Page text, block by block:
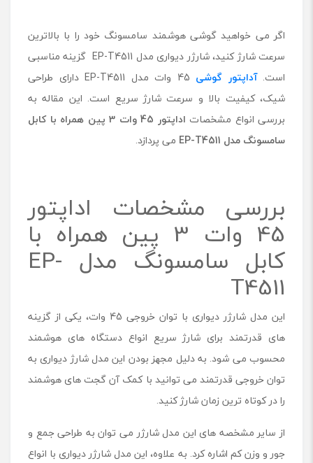
اگر می ‌خواهید گوشی هوشمند سامسونگ خود را با بالاترین
سرعت شارژ کنید، شارژر دیواری مدل EP-T4511 گزینه مناسبی
است.آداپتور گوشی
45 وات مدل EP-T4511 دارای طراحی
شیک، کیفیت بالا و سرعت شارژ سریع است. این مقاله به
بررسی انواع مشخصات
اداپتور 45 وات 3 پین همراه با کابل
سامسونگ مدل EP-T4511
می پردازد.
بررسی مشخصات اداپتور
45 وات 3 پین همراه با
کابل سامسونگ مدل EP-
T4511
این مدل شارژر دیواری با توان خروجی 45 وات، یکی از گزینه‌
های قدرتمند برای شارژ سریع انواع دستگاه ‌های هوشمند
محسوب می ‌شود. به دلیل مجهز بودن این مدل شارژ دیواری به
توان خروجی قدرتمند می ‌توانید با کمک آن گجت ‌های هوشمند
را در کوتاه ‌ترین زمان شارژ کنید.
از سایر مشخصه های این مدل شارژر می توان به طراحی جمع و
جور و وزن کم اشاره کرد. به علاوه، این مدل شارژر دیواری با انواع